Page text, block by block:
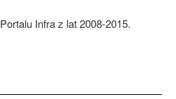
Infra z lat 2008-2015.